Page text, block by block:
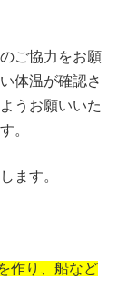
ご協力をお願
体温が確認さ
うお願いいた
。
ます。
作り、船など